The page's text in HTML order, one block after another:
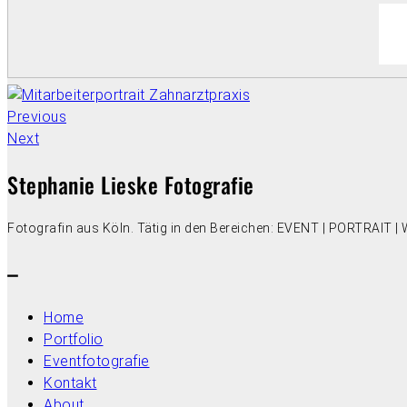
Previous
Next
Stephanie Lieske Fotografie
Fotografin aus Köln. Tätig in den Bereichen: EVENT | PORTRAIT |
–
Home
Portfolio
Eventfotografie
Kontakt